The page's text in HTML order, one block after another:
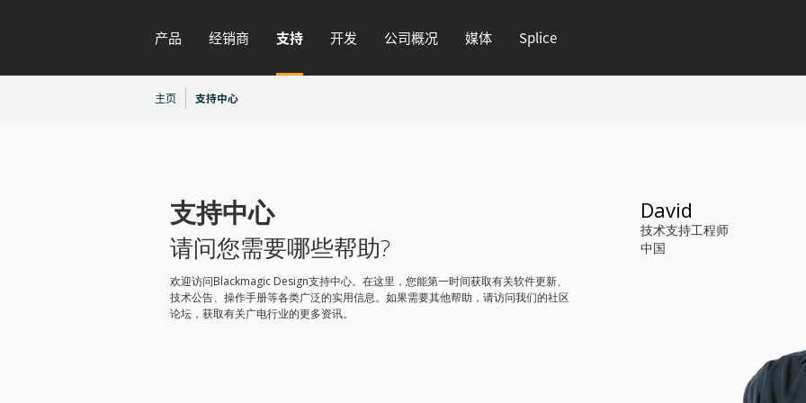
产品 经销商 支持 开发 公司概况 媒体 Splice
主页 支持中心
支持中心
请问您需要哪些帮助?
欢迎访问Blackmagic Design支持中心。在这里，您能第一时间获取有关软件更新、
技术公告、操作手册等各类广泛的实用信息。如果需要其他帮助，请访问我们的社区
论坛，获取有关广电行业的更多资讯。
David
技术支持工程师
中国